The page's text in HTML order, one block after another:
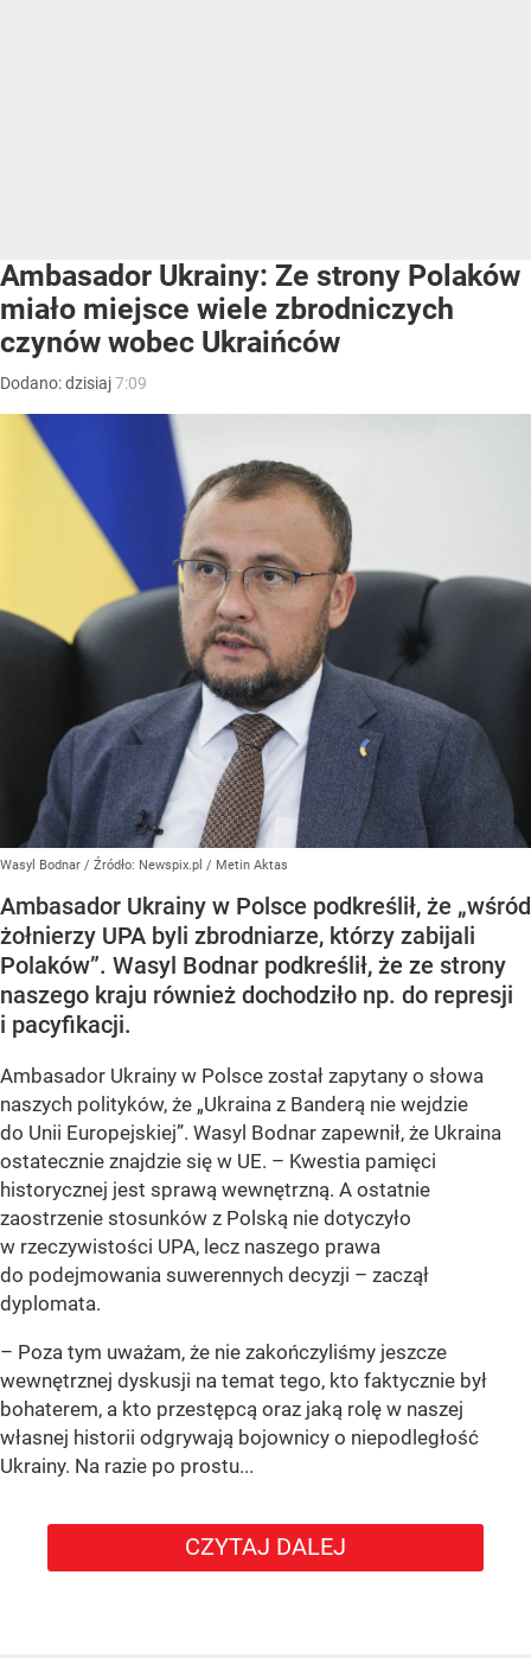
Ambasador Ukrainy: Ze strony Polaków
miało miejsce wiele zbrodniczych
czynów wobec Ukraińców
Dodano:dzisiaj7:09
Wasyl Bodnar / Źródło: Newspix.pl / Metin Aktas
Ambasador Ukrainy w Polsce podkreślił, że „wśród
żołnierzy UPA byli zbrodniarze, którzy zabijali
Polaków”. Wasyl Bodnar podkreślił, że ze strony
naszego kraju również dochodziło np. do represji
i pacyfikacji.
Ambasador Ukrainy w Polsce został zapytany o słowa
naszych polityków, że „Ukraina z Banderą nie wejdzie
do Unii Europejskiej”. Wasyl Bodnar zapewnił, że Ukraina
ostatecznie znajdzie się w UE. – Kwestia pamięci
historycznej jest sprawą wewnętrzną. A ostatnie
zaostrzenie stosunków z Polską nie dotyczyło
w rzeczywistości UPA, lecz naszego prawa
do podejmowania suwerennych decyzji – zaczął
dyplomata.
– Poza tym uważam, że nie zakończyliśmy jeszcze
wewnętrznej dyskusji na temat tego, kto faktycznie był
bohaterem, a kto przestępcą oraz jaką rolę w naszej
własnej historii odgrywają bojownicy o niepodległość
Ukrainy. Na razie po prostu...
CZYTAJ DALEJ